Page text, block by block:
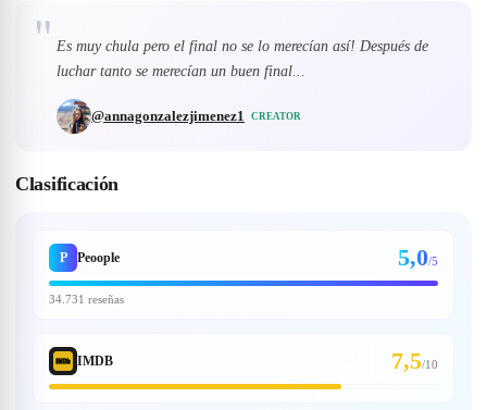
" Es muy chula pero el final no se lo merecían así! Después de
luchar tanto se merecían un buen final...
@annagonzalezjimenez1 CREATOR
Clasificación
P Peoople 5,0/5
34.731 reseñas
IMDB 7,5/10